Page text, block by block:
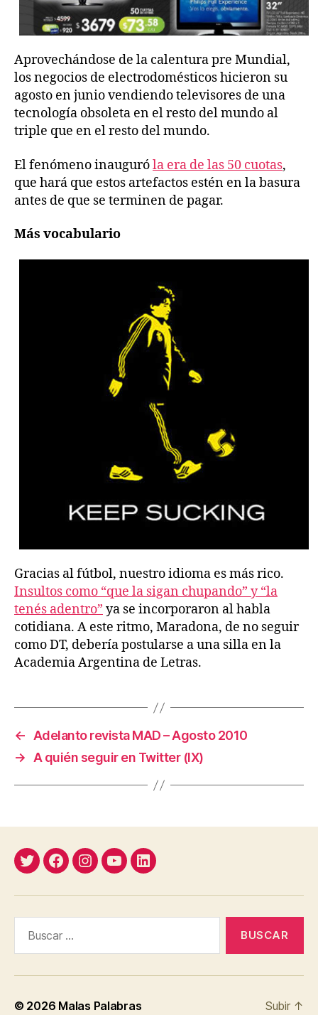
Aprovechándose de la calentura pre Mundial,
los negocios de electrodomésticos hicieron su
agosto en junio vendiendo televisores de una
tecnología obsoleta en el resto del mundo al
triple que en el resto del mundo.
El fenómeno inauguróla era de las 50 cuotas,
que hará que estos artefactos estén en la basura
antes de que se terminen de pagar.
Más vocabulario
Gracias al fútbol, nuestro idioma es más rico.
Insultos como “que la sigan chupando” y “la
tenés adentro” ya se incorporaron al habla
cotidiana. A este ritmo, Maradona, de no seguir
como DT, debería postularse a una silla en la
Academia Argentina de Letras.
← Adelanto revista MAD – Agosto 2010
→ A quién seguir en Twitter (IX)
TwitterFacebookInstagram
YouTubeLinkedin
© 2026 Malas Palabras Subir ↑